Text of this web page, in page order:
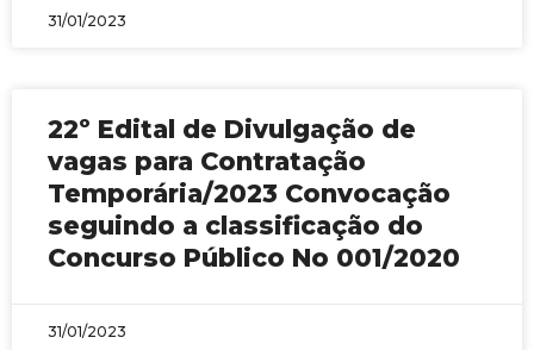
31/01/2023
22º Edital de Divulgação de
vagas para Contratação
Temporária/2023 Convocação
seguindo a classificação do
Concurso Público No 001/2020
31/01/2023